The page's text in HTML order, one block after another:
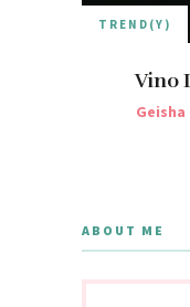
TREND(Y)
Vino
ABOUT ME